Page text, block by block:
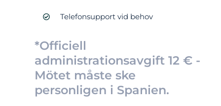
Telefonsupport vid behov
*Officiell
administrationsavgift 12 € -
Mötet måste ske
personligen i Spanien.